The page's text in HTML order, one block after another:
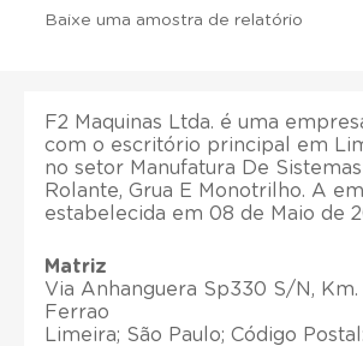
Baixe uma amostra de relatório
F2 Maquinas Ltda. é uma
com o escritório principal em
no setor Manufatura De
Rolante, Grua E Monotrilho. A
estabelecida em 08 de Maio de
Matriz
Via Anhanguera Sp330 S/N, Km.
Ferrao
Limeira; São Paulo; Código